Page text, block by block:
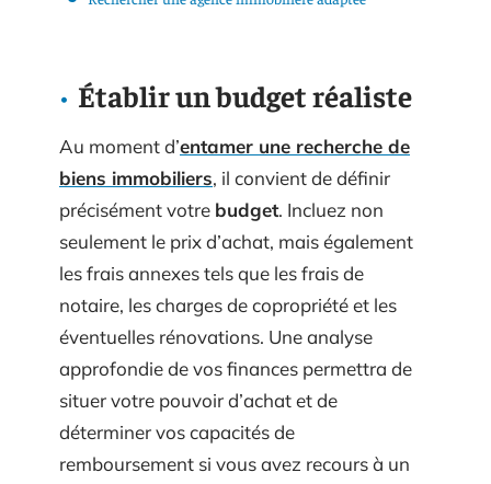
Établir un budget réaliste
Au moment d’entamer une recherche de
biens immobiliers, il convient de définir
précisément votre budget. Incluez non
seulement le prix d’achat, mais également
les frais annexes tels que les frais de
notaire, les charges de copropriété et les
éventuelles rénovations. Une analyse
approfondie de vos finances permettra de
situer votre pouvoir d’achat et de
déterminer vos capacités de
remboursement si vous avez recours à un